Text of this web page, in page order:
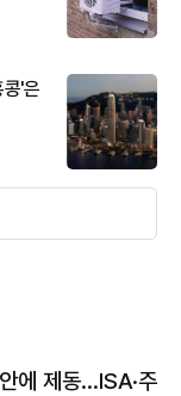
콩'은
에 제동…ISA·주